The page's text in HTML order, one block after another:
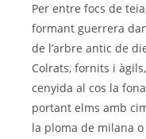
Per entre focs de
formant guerrera
de l’arbre antic de
Colrats, fornits i
cenyida al cos la
portant elms amb
la ploma de milana o